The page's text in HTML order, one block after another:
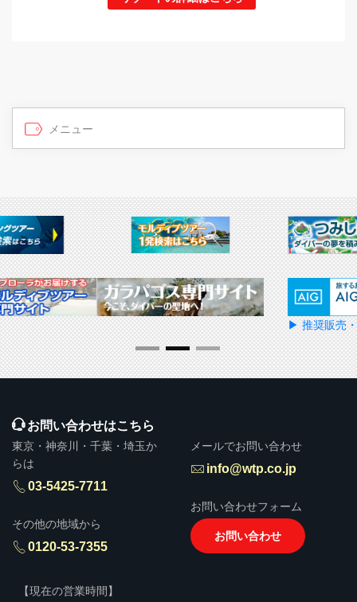
▶ 推奨販売・勧誘方針
お問い合わせはこちら
東京・神奈川・千葉・埼玉か
らは
03-5425-7711
その他の地域から
0120-53-7355
メールでお問い合わせ
info@wtp.co.jp
お問い合わせフォーム
お問い合わせ
【現在の営業時間】